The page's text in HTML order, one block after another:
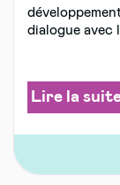
dialogue avec
Lire la